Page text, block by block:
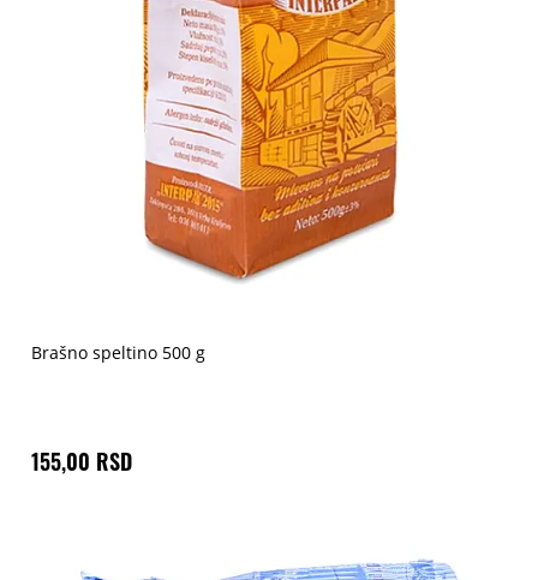
Brašno speltino 500 g
155,00 RSD